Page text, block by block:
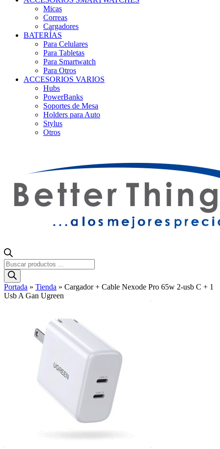
Micas
Correas
Cargadores
BATERÍAS
Para Celulares
Para Tabletas
Para Smartwatch
Para Otros
ACCESORIOS VARIOS
Hubs
PowerBanks
Soportes de Mesa
Holders para Auto
Stylus
Otros
Búsqueda
de
productos
Portada » Tienda » Cargador + Cable Nexode Pro 65w 2-usb C + 1
Usb A Gan Ugreen